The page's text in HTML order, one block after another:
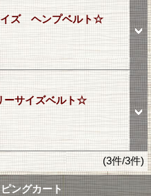
ズ ヘンプベルト☆
ーサイズベルト☆
(3件/3件)
ングカート